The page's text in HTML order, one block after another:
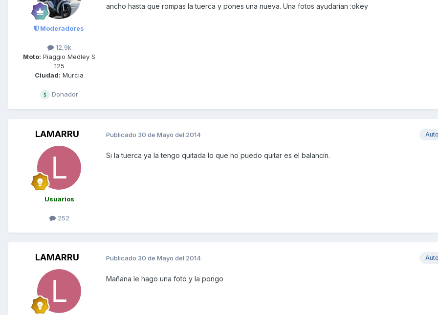
Moderadores
12,9k
Moto: Piaggio Medley S
125
Ciudad: Murcia
Donador
ancho hasta que rompas la tuerca y pones una nueva. Una fotos ayudarían :okey
LAMARRU
Usuarios
252
Publicado 30 de Mayo del 2014
Si la tuerca ya la tengo quitada lo que no puedo quitar es el balancín.
LAMARRU Publicado 30 de Mayo del 2014
Mañana le hago una foto y la pongo